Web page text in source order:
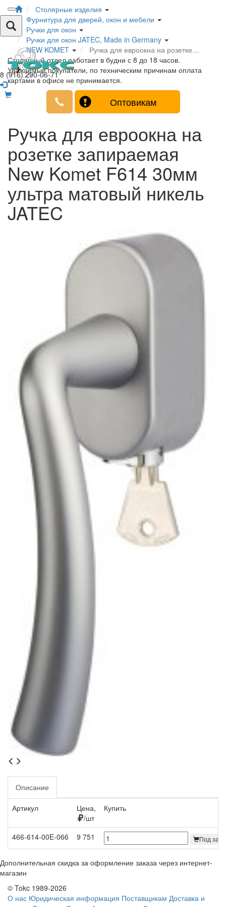
8 (916) 290-06-71
Столярные изделия
Фурнитура для дверей, окон и мебели
Ручки для окон
Ручки для окон JATEC, Made in Germany
NEW KOMET
Ручка для евроокна на розетке…
Столярный отдел работает в будни с 8 до 18 часов.
Уважаемые покупатели, по техническим причинам оплата
картами в офисе не принимается.
Оптовикам
Ручка для евроокна на
розетке запираемая
New Komet F614 30мм
ультра матовый никель
JATEC
Описание
Артикул
Цена,
/шт
Купить
466-614-00E-066 9 751 Под
Дополнительная скидка за оформление заказа через интернет-
магазин
© Tokc 1989-2026
О нас Юридическая информация Поставщикам Доставка и